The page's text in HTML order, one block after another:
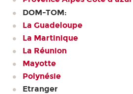
DOM-TOM:
La Guadeloupe
La Martinique
La Réunion
Mayotte
Polynésie
Etranger